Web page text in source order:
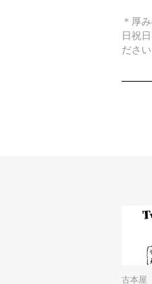
＊厚
日祝
ださい
古本屋